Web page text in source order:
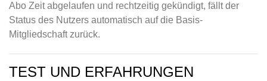
Abo Zeit abgelaufen und rechtzeitig gekündigt, fällt der
Status des Nutzers automatisch auf die Basis-
Mitgliedschaft zurück.
TEST UND ERFAHRUNGEN